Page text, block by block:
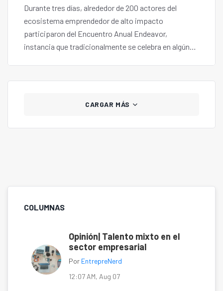
Durante tres días, alrededor de 200 actores del
ecosistema emprendedor de alto impacto
participaron del Encuentro Anual Endeavor,
instancia que tradicionalmente se celebra en algún
CARGAR MÁS
COLUMNAS
Opinión| Talento mixto en el
sector empresarial
Por EntrepreNerd
12:07 AM, Aug 07